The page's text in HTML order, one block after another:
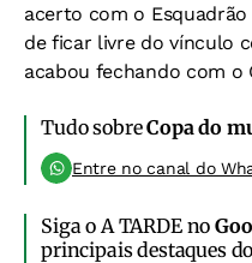
acerto com o
de ficar livre do vínculo
acabou fechando com o
Tudo sobreCopa do
Entre no canal do
Siga o A TARDE no
principais destaques